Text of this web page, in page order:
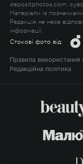
depositphotos.com,
Матеріали із позначками
Редакція не несе
інформації.
Стокові фото від:
Правила використання
Редакційна політика